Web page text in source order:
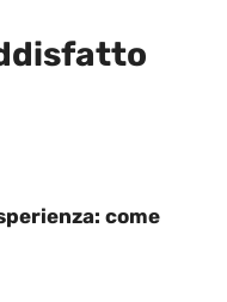
come